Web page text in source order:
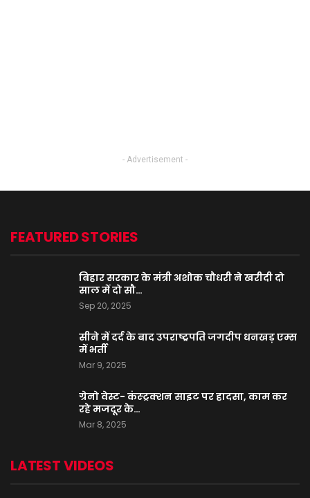
- Advertisement -
FEATURED STORIES
बिहार सरकार के मंत्री अशोक चौधरी ने खरीदी दो
साल में दो सौ…
Sep 20, 2025
सीने में दर्द के बाद उपराष्ट्रपति जगदीप धनखड़ एम्स
में भर्ती
Mar 9, 2025
ग्रेनो वेस्ट- कंस्ट्रक्शन साइट पर हादसा, काम कर
रहे मजदूर के…
Mar 8, 2025
LATEST VIDEOS